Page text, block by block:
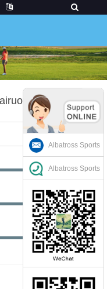
Albatross Sports
Albatross Sports